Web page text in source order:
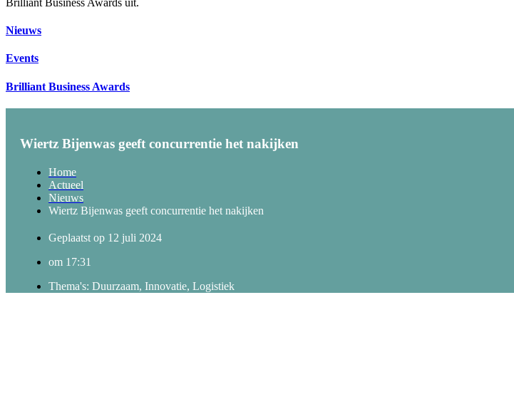
Nieuws
Events
Brilliant Business Awards
Wiertz Bijenwas geeft concurrentie het nakijken
Home
Actueel
Nieuws
Wiertz Bijenwas geeft concurrentie het nakijken
Geplaatst op 12 juli 2024
om 17:31
Thema's: Duurzaam, Innovatie, Logistiek